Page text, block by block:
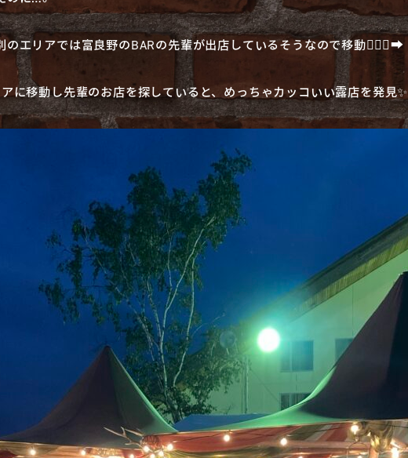
のエリアでは富良野のBARの先輩が出店しているそうなので移動🏃🏻‍♂️‍➡️
に移動し先輩のお店を探していると、めっちゃカッコいい露店を発見✨